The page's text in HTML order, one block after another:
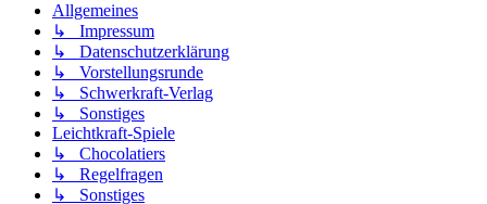
Allgemeines
↳ Impressum
↳ Datenschutzerklärung
↳ Vorstellungsrunde
↳ Schwerkraft-Verlag
↳ Sonstiges
Leichtkraft-Spiele
↳ Chocolatiers
↳ Regelfragen
↳ Sonstiges